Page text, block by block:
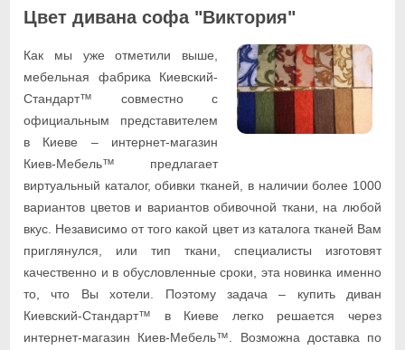
Цвет дивана софа "Виктория"
Как мы уже отметили выше,
мебельная фабрика Киевский-
Стандарт™ совместно с
официальным представителем
в Киеве – интернет-магазин
Киев-Мебель™ предлагает
виртуальный каталог, обивки тканей, в наличии более 1000
вариантов цветов и вариантов обивочной ткани, на любой
вкус. Независимо от того какой цвет из каталога тканей Вам
приглянулся, или тип ткани, специалисты изготовят
качественно и в обусловленные сроки, эта новинка именно
то, что Вы хотели. Поэтому задача – купить диван
Киевский-Стандарт™ в Киеве легко решается через
интернет-магазин Киев-Мебель™. Возможна доставка по